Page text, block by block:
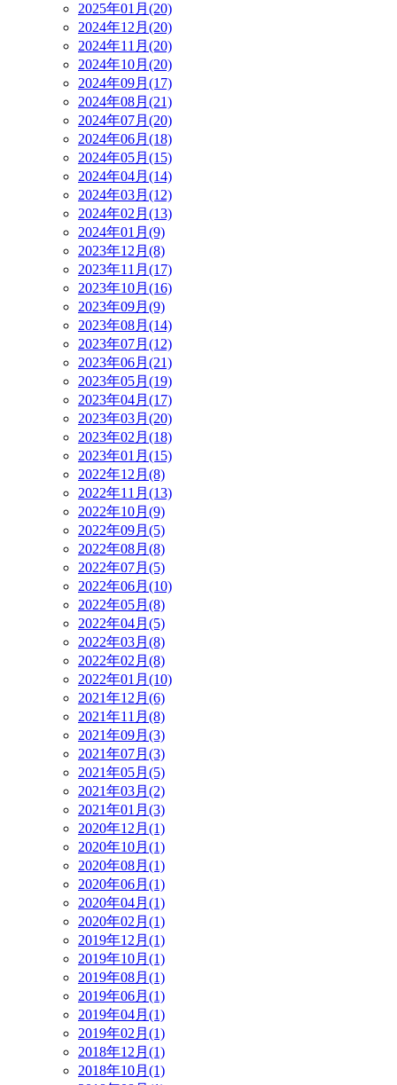
2025年01月(20)
2024年12月(20)
2024年11月(20)
2024年10月(20)
2024年09月(17)
2024年08月(21)
2024年07月(20)
2024年06月(18)
2024年05月(15)
2024年04月(14)
2024年03月(12)
2024年02月(13)
2024年01月(9)
2023年12月(8)
2023年11月(17)
2023年10月(16)
2023年09月(9)
2023年08月(14)
2023年07月(12)
2023年06月(21)
2023年05月(19)
2023年04月(17)
2023年03月(20)
2023年02月(18)
2023年01月(15)
2022年12月(8)
2022年11月(13)
2022年10月(9)
2022年09月(5)
2022年08月(8)
2022年07月(5)
2022年06月(10)
2022年05月(8)
2022年04月(5)
2022年03月(8)
2022年02月(8)
2022年01月(10)
2021年12月(6)
2021年11月(8)
2021年09月(3)
2021年07月(3)
2021年05月(5)
2021年03月(2)
2021年01月(3)
2020年12月(1)
2020年10月(1)
2020年08月(1)
2020年06月(1)
2020年04月(1)
2020年02月(1)
2019年12月(1)
2019年10月(1)
2019年08月(1)
2019年06月(1)
2019年04月(1)
2019年02月(1)
2018年12月(1)
2018年10月(1)